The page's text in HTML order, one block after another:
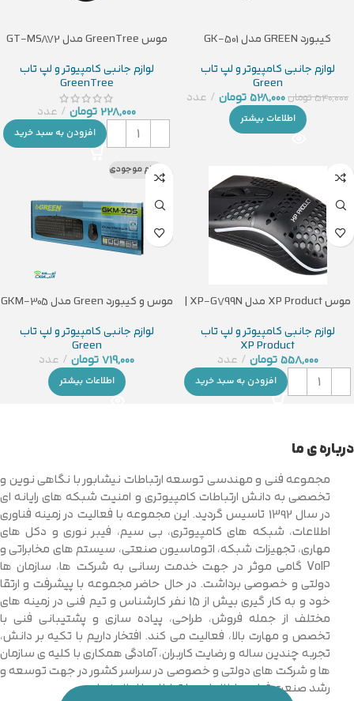
کیبورد GREEN مدل GK-501
لوازم جانبی کامپیوتر و لپ تاب
Green
540,000تومان528,000تومان عدد
اطلاعات بیشتر
موس GreenTree مدل GT-MS872
لوازم جانبی کامپیوتر و لپ تاب
GreenTree
228,000 تومان عدد
افزودن به سبد خرید
موس XP Product مدل XP-G799N |
لوازم جانبی کامپیوتر و لپ تاب
XP Product
558,000تومان عدد
افزودن به سبد خرید
اتمام موجودی
موس و کیبورد Green مدل GKM-305
لوازم جانبی کامپیوتر و لپ تاب
Green
719,000تومان عدد
اطلاعات بیشتر
درباره ی ما
مجموعه فنی و مهندسی توسعه ارتباطات نیشابور با نگاهی نوین و
تخصصی به دانش ارتباطات کامپیوتری و امنیت شبکه های رایانه ای
در سال 1392 تاسیس گردید. این مجموعه با فعالیت در زمینه فناوری
اطلاعات، شبکه های کامپیوتری، بی سیم، فیبر نوری و دکل های
مهاری، تجهیزات شبکه، اتوماسیون صنعتی، سیستم های مخابراتی و
VoIP گامی موثر در جهت خدمت رسانی به شرکت ها، سازمان ها
دولتی و خصوصی برداشت. در حال حاضر مجموعه با پیشرفت و ارتقا
خود و به کار گیری بیش از 15 نفر کارشناس و تیم فنی در زمینه های
مختلف از جمله فروش، طراحی، پیاده سازی و پشتیبانی فنی با
تخصص و مهارت بالا، فعالیت می کند. افتخار داریم با تکیه بر دانش،
تجربه چندین ساله و رضایت کاربران، آمادگی همکاری با کلیه ی سازمان
ها و شرکت های دولتی و خصوصی در سراسر کشور در جهت توسعه و
رشد صنعت فناوری اطلاعات و ارتباطات را اعلام نماییم.